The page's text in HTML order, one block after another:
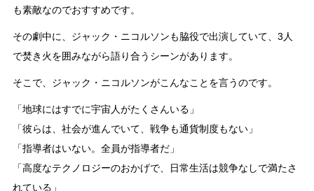
も素敵なのでおすすめです。
その劇中に、ジャック・ニコルソンも脇役で出演していて、3人
で焚き火を囲みながら語り合うシーンがあります。
そこで、ジャック・ニコルソンがこんなことを言うのです。
「地球にはすでに宇宙人がたくさんいる」
「彼らは、社会が進んでいて、戦争も通貨制度もない」
「指導者はいない。全員が指導者だ」
「高度なテクノロジーのおかげで、日常生活は競争なしで満たさ
れている」